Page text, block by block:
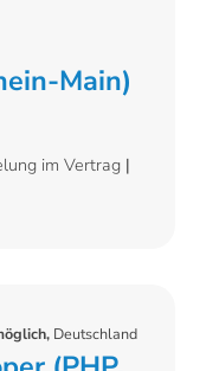
Main)
im Vertrag |
Deutschland